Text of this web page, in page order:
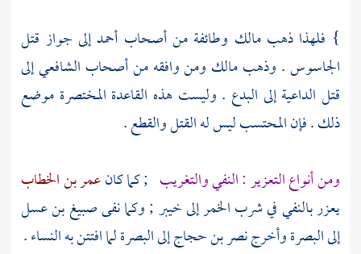
} فلهذا ذهبمالك وطائفة من أصحاب أحمدإلى جواز قتل
الجاسوس . وذهبمالك ومن وافقه من أصحاب الشافعيإلى
قتل الداعية إلى البدع . وليست هذه القاعدة المختصرة موضع
ذلك . فإن المحتسب ليس له القتل والقطع .
ومن أنواع التعزير : النفي والتغريب ; كما كانعمر بن الخطاب
يعزر بالنفي في شرب الخمر إلىخيبر; وكما نفىصبيغ بن عسل
إلىالبصرةوأخرجنصر بن حجاجإلىالبصرةلما افتتن به النساء .